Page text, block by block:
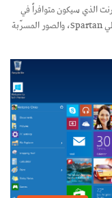
الذي سيكون متوافراً في
أنظمة “Windows 10”، والذي يطلق عليه اسم الاسبرطي Spartan، والصور المسرّبة